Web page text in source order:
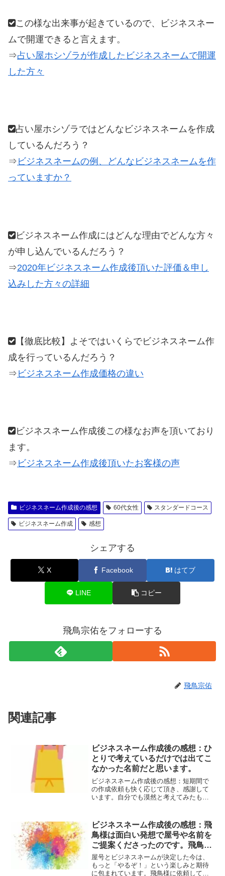
この様な出来事が起きているので、ビジネスネー
ムで開運できると言えます。
⇒占い屋ホシゾラが作成したビジネスネームで開運
した方々
占い屋ホシゾラではどんなビジネスネームを作成
しているんだろう？
⇒ ビジネスネームの例、どんなビジネスネームを作
っていますか？
ビジネスネーム作成にはどんな理由でどんな方々
が申し込んでいるんだろう？
⇒2020年ビジネスネーム作成後頂いた評価＆申し
込みした方々の詳細
【徹底比較】よそではいくらでビジネスネーム作
成を行っているんだろう？
⇒ ビジネスネーム作成価格の違い
ビジネスネーム作成後この様なお声を頂いており
ます。
⇒ ビジネスネーム作成後頂いたお客様の声
ビジネスネーム作成後の感想 60代女性 スタンダードコース
ビジネスネーム作成 感想
シェアする
X Facebook はてブ
LINE コピー
飛鳥宗佑をフォローする
飛鳥宗佑
関連記事
ビジネスネーム作成後の感想：ひ
とりで考えているだけでは出てこ
なかった名前だと思います。
ビジネスネーム作成後の感想：短期間で
の作成依頼も快く応じて頂き、感謝して
います。自分でも漠然と考えてみたもの
入るものが上がってきて驚きました。ひ
とりで考えているだけでは出てこなかっ
た名前だと思います。メールでの対応も
すばやく丁寧で、安心感がありました。
作成頂いた名前とともに、これからがん
ばっていこうと思います。ありがとうご
ざいました。
ビジネスネーム作成後の感想：飛
鳥様は面白い発想で屋号や名前を
ご提案くださったのです。飛鳥様
に依頼して本当によかったです。
本当にありがとうございました！
屋号とビジネスネームが決定した今は、
もっと「やるぞ！」という楽しみと期待
に包まれています。飛鳥様に依頼して本